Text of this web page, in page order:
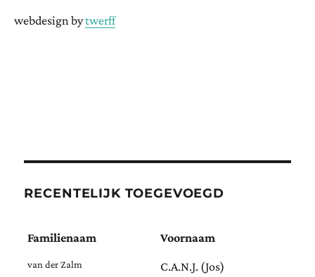
webdesign bytwerff
RECENTELIJK TOEGEVOEGD
Familienaam Voornaam
van der Zalm C.A.N.J. (Jos)